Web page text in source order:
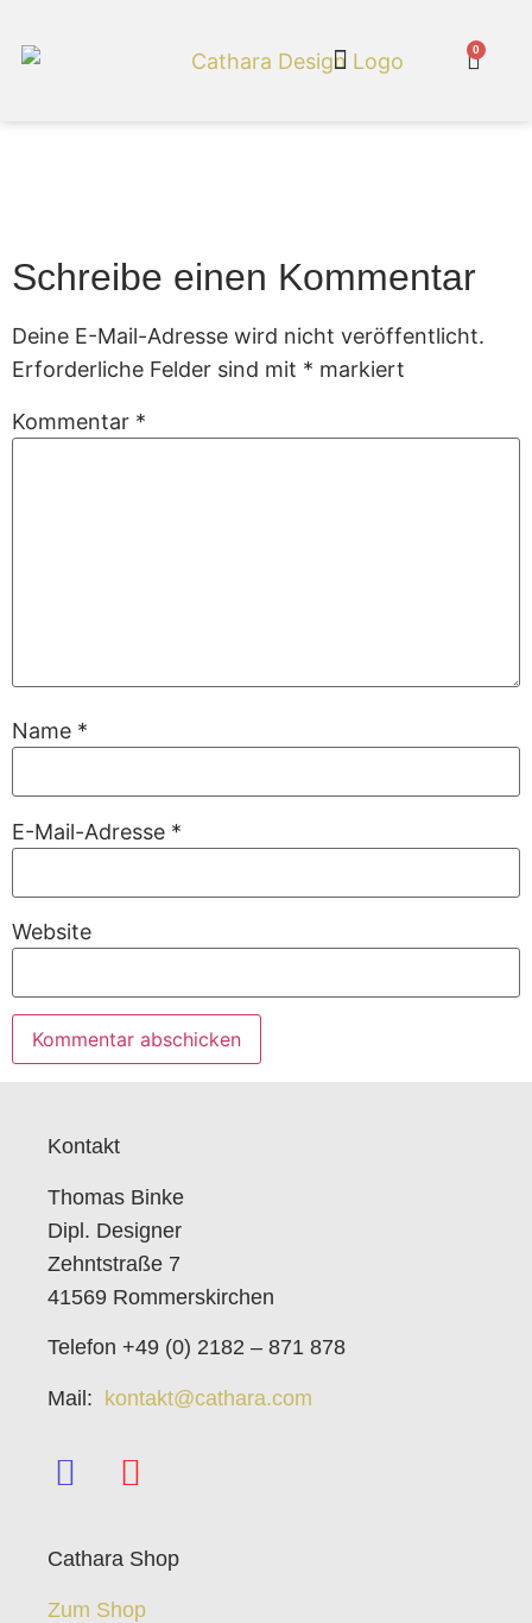
0
Schreibe einen Kommentar
Deine E-Mail-Adresse wird nicht veröffentlicht.
Erforderliche Felder sind mit * markiert
Kommentar *
Name *
E-Mail-Adresse *
Website
Kontakt
Thomas Binke
Dipl. Designer
Zehntstraße 7
41569 Rommerskirchen
Telefon +49 (0) 2182 – 871 878
Mail: kontakt@cathara.com
Cathara Shop
Zum Shop